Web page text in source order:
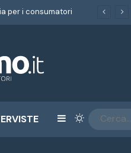
Barra laterale
Cambia